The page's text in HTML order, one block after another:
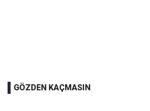
GÖZDEN KAÇMASIN